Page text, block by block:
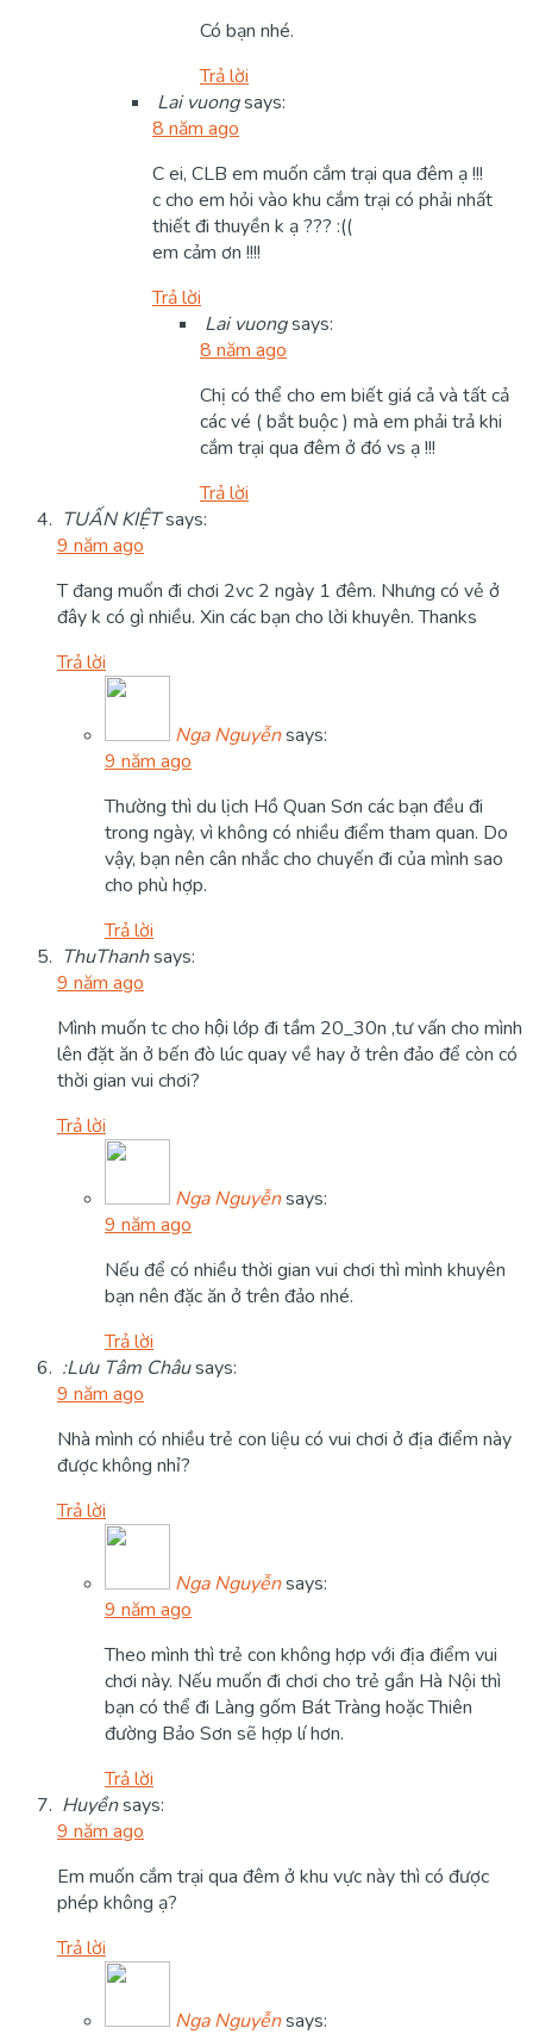
Có bạn nhé.
Trả lời
Lai vuongsays:
8 năm ago
C ei, CLB em muốn cắm trại qua đêm ạ !!!
c cho em hỏi vào khu cắm trại có phải nhất
thiết đi thuyền k ạ ??? :((
em cảm ơn !!!!
Trả lời
Lai vuongsays:
8 năm ago
Chị có thể cho em biết giá cả và tất cả
các vé ( bắt buộc ) mà em phải trả khi
cắm trại qua đêm ở đó vs ạ !!!
Trả lời
TUẤN KIỆTsays:
9 năm ago
T đang muốn đi chơi 2vc 2 ngày 1 đêm. Nhưng có vẻ ở
đây k có gì nhiều. Xin các bạn cho lời khuyên. Thanks
Trả lời
Nga Nguyễnsays:
9 năm ago
Thường thì du lịch Hồ Quan Sơn các bạn đều đi
trong ngày, vì không có nhiều điểm tham quan. Do
vậy, bạn nên cân nhắc cho chuyến đi của mình sao
cho phù hợp.
Trả lời
ThuThanhsays:
9 năm ago
Mình muốn tc cho hội lớp đi tầm 20_30n ,tư vấn cho mình
lên đặt ăn ở bến đò lúc quay về hay ở trên đảo để còn có
thời gian vui chơi?
Trả lời
Nga Nguyễnsays:
9 năm ago
Nếu để có nhiều thời gian vui chơi thì mình khuyên
bạn nên đặc ăn ở trên đảo nhé.
Trả lời
:Lưu Tâm Châusays:
9 năm ago
Nhà mình có nhiều trẻ con liệu có vui chơi ở địa điểm này
được không nhỉ?
Trả lời
Nga Nguyễnsays:
9 năm ago
Theo mình thì trẻ con không hợp với địa điểm vui
chơi này. Nếu muốn đi chơi cho trẻ gần Hà Nội thì
bạn có thể đi Làng gốm Bát Tràng hoặc Thiên
đường Bảo Sơn sẽ hợp lí hơn.
Trả lời
Huyềnsays:
9 năm ago
Em muốn cắm trại qua đêm ở khu vực này thì có được
phép không ạ?
Trả lời
Nga Nguyễnsays: